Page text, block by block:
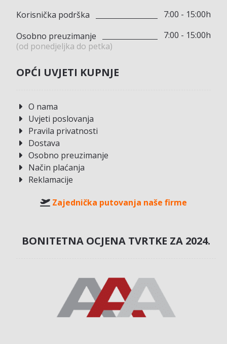
Korisnička podrška
7:00 - 15:00h
Osobno preuzimanje
(od ponedjeljka do petka)
7:00 - 15:00h
OPĆI UVJETI KUPNJE
O nama
Uvjeti poslovanja
Pravila privatnosti
Dostava
Osobno preuzimanje
Način plaćanja
Reklamacije
Zajednička putovanja naše firme
BONITETNA OCJENA TVRTKE ZA 2024.